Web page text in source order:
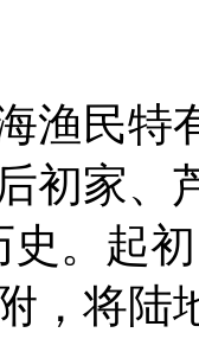
渔民特
初家、
史。起
，将陆